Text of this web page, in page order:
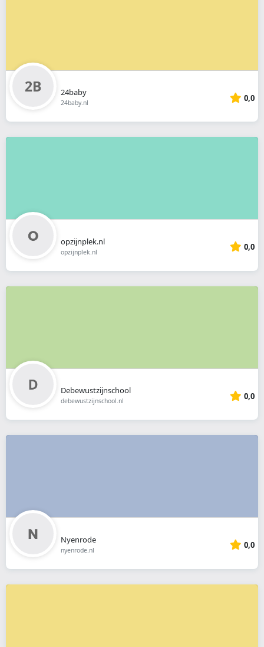
24baby
24baby.nl 0,0
opzijnplek.nl
opzijnplek.nl 0,0
Debewustzijnschool
debewustzijnschool.nl 0,0
Nyenrode
nyenrode.nl 0,0